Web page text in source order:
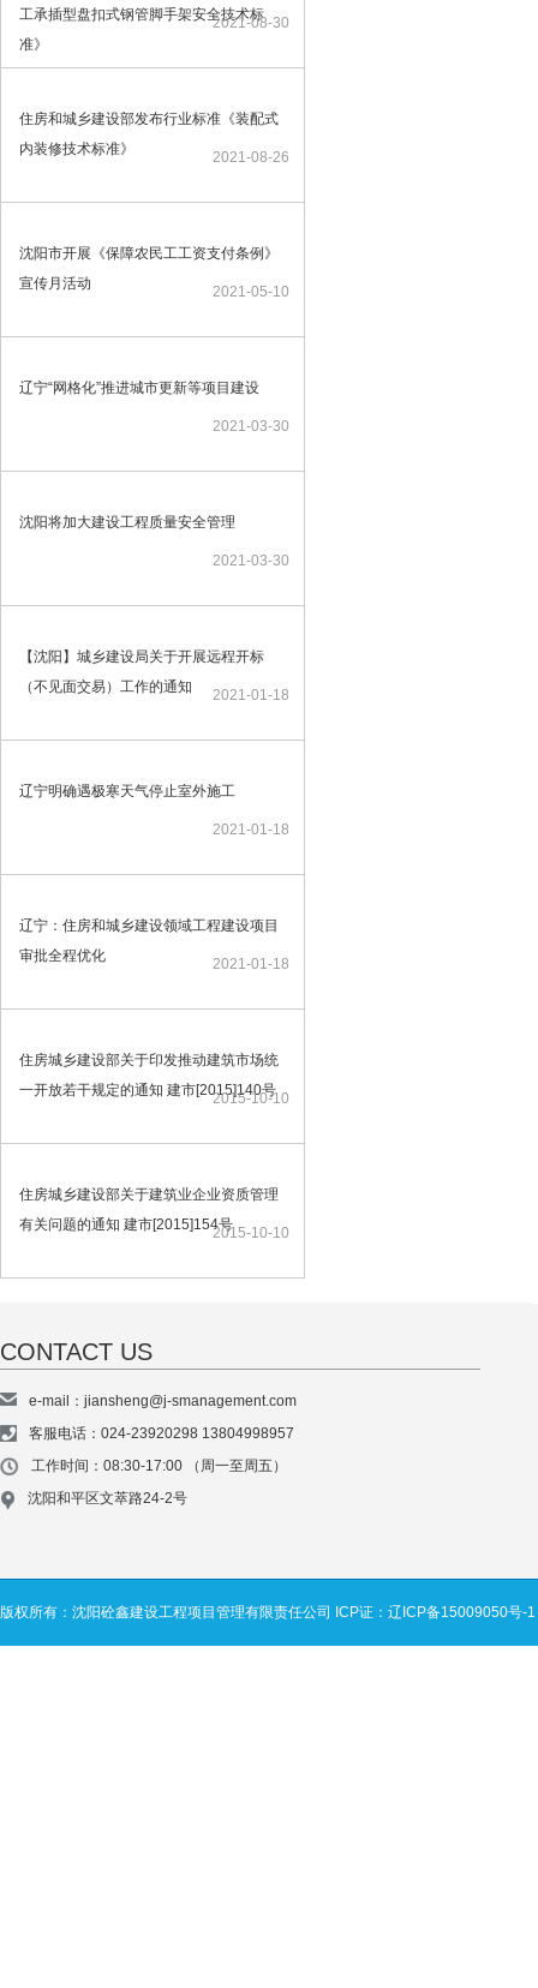
工承插型盘扣式钢管脚手架安全技术标
准》
2021-08-30
住房和城乡建设部发布行业标准《装配式
内装修技术标准》
2021-08-26
沈阳市开展《保障农民工工资支付条例》
宣传月活动
2021-05-10
辽宁“网格化”推进城市更新等项目建设
2021-03-30
沈阳将加大建设工程质量安全管理
2021-03-30
【沈阳】城乡建设局关于开展远程开标
（不见面交易）工作的通知
2021-01-18
辽宁明确遇极寒天气停止室外施工
2021-01-18
辽宁：住房和城乡建设领域工程建设项目
审批全程优化
2021-01-18
住房城乡建设部关于印发推动建筑市场统
一开放若干规定的通知 建市[2015]140号
2015-10-10
住房城乡建设部关于建筑业企业资质管理
有关问题的通知 建市[2015]154号2015-10-10
CONTACT US
e-mail：jiansheng@j-smanagement.com
客服电话：024-23920298 13804998957
工作时间：08:30-17:00 （周一至周五）
沈阳和平区文萃路24-2号
版权所有：沈阳砼鑫建设工程项目管理有限责任公司 ICP证：辽ICP备15009050号-1